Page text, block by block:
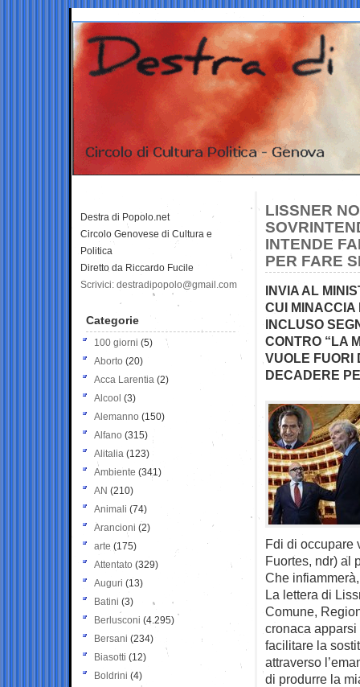
LISSNER
INTENDE
PER FARE
INVIA AL
CUI MINACCIA
INCLUSO
CONTRO “LA
VUOLE FUORI
DECADERE
Fdi di occupare
Fuortes, ndr) al
Che
La lettera di
Comune,
cronaca
facilitare la
attraverso
di produrre la
Destra di Popolo.net
Circolo Genovese di Cultura e
Politica
Diretto da Riccardo Fucile
Scrivici: destradipopolo@gmail.com
Categorie
100 giorni (5)
Aborto (20)
Acca Larentia (2)
Alcool (3)
Alemanno (150)
Alfano (315)
Alitalia (123)
Ambiente (341)
AN (210)
Animali (74)
Arancioni (2)
arte (175)
Attentato (329)
Auguri (13)
Batini (3)
Berlusconi (4.295)
Bersani (234)
Biasotti (12)
Boldrini (4)